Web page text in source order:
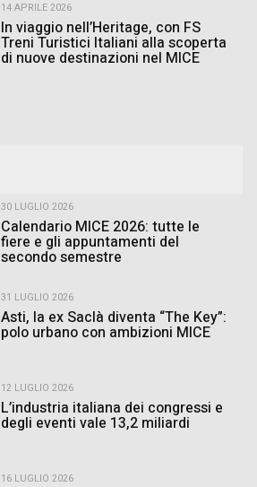
14 APRILE 2026
In viaggio nell’Heritage, con FS
Treni Turistici Italiani alla scoperta
di nuove destinazioni nel MICE
30 LUGLIO 2026
Calendario MICE 2026: tutte le
fiere e gli appuntamenti del
secondo semestre
31 LUGLIO 2026
Asti, la ex Saclà diventa “The Key”:
polo urbano con ambizioni MICE
12 LUGLIO 2026
L’industria italiana dei congressi e
degli eventi vale 13,2 miliardi
16 LUGLIO 2026